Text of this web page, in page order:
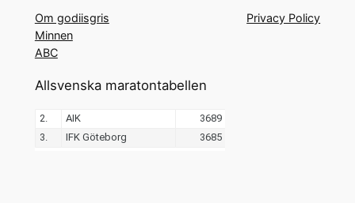
Om godiisgris
Minnen
ABC
Privacy Policy
Allsvenska maratontabellen